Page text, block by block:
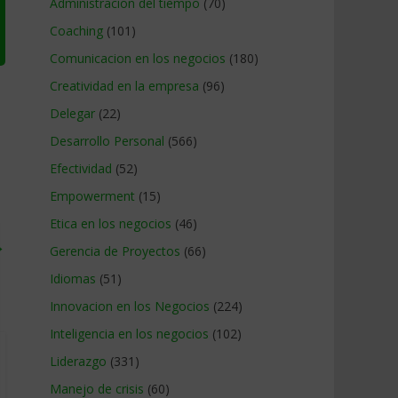
Coaching (101)
Comunicacion en los negocios (180)
Creatividad en la empresa (96)
Delegar (22)
Desarrollo Personal (566)
Efectividad (52)
Empowerment (15)
Etica en los negocios (46)
Gerencia de Proyectos (66)
Idiomas (51)
Innovacion en los Negocios (224)
Inteligencia en los negocios (102)
Liderazgo (331)
Manejo de crisis (60)